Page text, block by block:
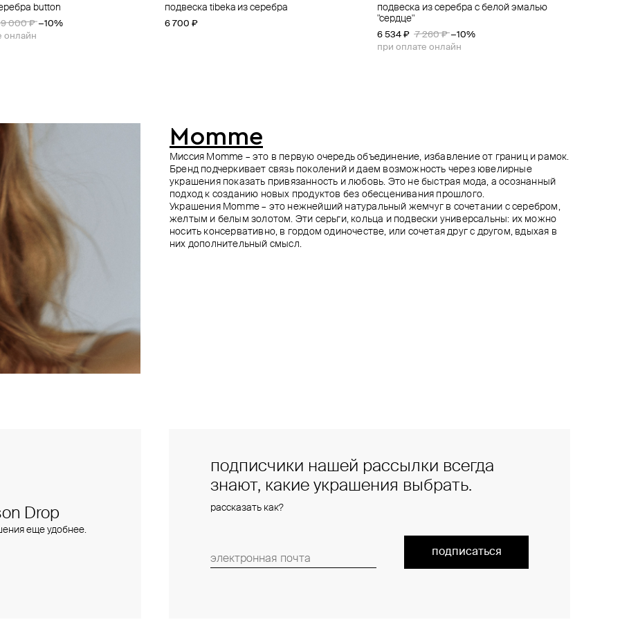
button
000 ₽ −10%
онлайн
подвеска tibeka из серебра
6 700 ₽
подвеска из серебра с белой эмалью
"сердце"
6 534 ₽ 7 260 ₽ −10%
при оплате онлайн
серебра с черным
в подвесе-сердце
подвеска-карабин из серебра
13 800 ₽
подвеска-бубенчик из серебра
7 400 ₽
серебра с жемчугом dana
500 ₽ −10%
онлайн
колье из серебра big key
35 991 ₽
колье из серебра part one
62 550 ₽
при оплате онлайн
с зелёным кварцем
кулон из серебра oumy book
53 600 ₽
колье-цепь jedo book
72 000 ₽
при оплате онлайн
Momme
Миссия Momme – это в первую очередь объединение, избавление от границ и рамок.
Бренд подчеркивает связь поколений и даем возможность через ювелирные
украшения показать привязанность и любовь. Это не быстрая мода, а осознанный
подход к созданию новых продуктов без обесценивания прошлого.
Украшения Momme – это нежнейший натуральный жемчуг в сочетании с серебром,
желтым и белым золотом. Эти серьги, кольца и подвески универсальны: их можно
носить консервативно, в гордом одиночестве, или сочетая друг с другом, вдыхая в
них дополнительный смысл.
подписчики нашей рассылки всегда
знают, какие украшения выбрать.
рассказать как?
подписаться
Drop
еще удобнее.